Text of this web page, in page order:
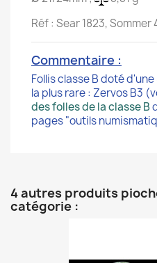
Réf : Sear 1823, Sommer
Commentaire :
Follis classe B doté
la plus rare : Zervos B3
des folles de la classe B
pages "outils
4 autres produits
catégorie :